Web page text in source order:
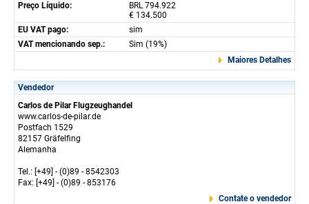
Preço Líquido:
BRL 794.922
€ 134.500
EU VAT pago:
sim
VAT mencionando sep.:
Sim (19%)
Maiores Detalhes
Vendedor
Carlos de Pilar Flugzeughandel
www.carlos-de-pilar.de
Postfach 1529
82157 Gräfelfing
Alemanha
Tel.: [+49] - (0)89 - 8542303
Fax: [+49] - (0)89 - 853176
Contate o vendedor